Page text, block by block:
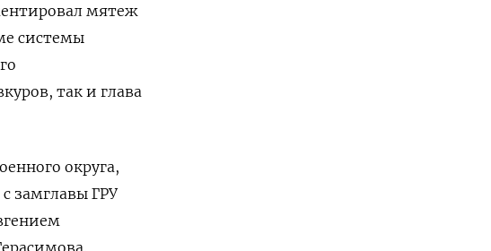
мятеж
системы
так и глава
округа,
замглавы ГРУ